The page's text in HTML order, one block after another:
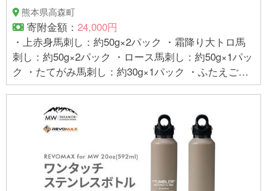
熊本県高森町
寄附金額： 24,000円
・上赤身馬刺し：約50g×2パック ・霜降り大トロ馬
刺し：約50g×2パック ・ロース馬刺し：約50g×1パッ
ク ・たてがみ馬刺し：約30g×1パック ・ふたえご馬
刺し：約50g×1パック ・馬刺しユッケ：約50g×1パッ
80ml×1本 合計：約380g